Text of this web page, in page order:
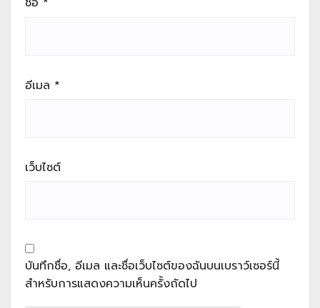
อีเมล *
เว็บไซต์
บันทึกชื่อ, อีเมล และชื่อเว็บไซต์ของฉันบนเบราว์เซอร์นี้
สำหรับการแสดงความเห็นครั้งถัดไป